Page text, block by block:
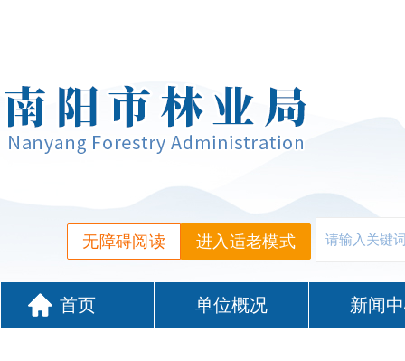
进入适老模式
无障碍阅读
首页 单位概况 新闻